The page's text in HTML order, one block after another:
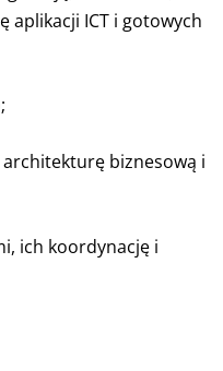
aplikacji ICT i gotowych
biznesową i
ich koordynację i